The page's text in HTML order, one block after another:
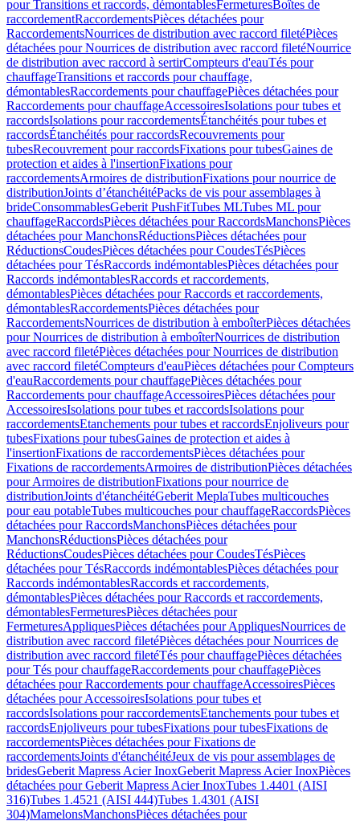
pour Transitions et raccords, démontablesFermeturesBoîtes de
raccordementRaccordementsPièces détachées pour
RaccordementsNourrices de distribution avec raccord filetéPièces
détachées pour Nourrices de distribution avec raccord filetéNourrice
de distribution avec raccord à sertirCompteurs d'eauTés pour
chauffageTransitions et raccords pour chauffage,
démontablesRaccordements pour chauffagePièces détachées pour
Raccordements pour chauffageAccessoiresIsolations pour tubes et
raccordsIsolations pour raccordementsÉtanchéités pour tubes et
raccordsÉtanchéités pour raccordsRecouvrements pour
tubesRecouvrement pour raccordsFixations pour tubesGaines de
protection et aides à l'insertionFixations pour
raccordementsArmoires de distributionFixations pour nourrice de
distributionJoints d’étanchéitéPacks de vis pour assemblages à
brideConsommablesGeberit PushFitTubes MLTubes ML pour
chauffageRaccordsPièces détachées pour RaccordsManchonsPièces
détachées pour ManchonsRéductionsPièces détachées pour
RéductionsCoudesPièces détachées pour CoudesTésPièces
détachées pour TésRaccords indémontablesPièces détachées pour
Raccords indémontablesRaccords et raccordements,
démontablesPièces détachées pour Raccords et raccordements,
démontablesRaccordementsPièces détachées pour
RaccordementsNourrices de distribution à emboîterPièces détachées
pour Nourrices de distribution à emboîterNourrices de distribution
avec raccord filetéPièces détachées pour Nourrices de distribution
avec raccord filetéCompteurs d'eauPièces détachées pour Compteurs
d'eauRaccordements pour chauffagePièces détachées pour
Raccordements pour chauffageAccessoiresPièces détachées pour
AccessoiresIsolations pour tubes et raccordsIsolations pour
raccordementsEtanchements pour tubes et raccordsEnjoliveurs pour
tubesFixations pour tubesGaines de protection et aides à
l'insertionFixations de raccordementsPièces détachées pour
Fixations de raccordementsArmoires de distributionPièces détachées
pour Armoires de distributionFixations pour nourrice de
distributionJoints d'étanchéitéGeberit MeplaTubes multicouches
pour eau potableTubes multicouches pour chauffageRaccordsPièces
détachées pour RaccordsManchonsPièces détachées pour
ManchonsRéductionsPièces détachées pour
RéductionsCoudesPièces détachées pour CoudesTésPièces
détachées pour TésRaccords indémontablesPièces détachées pour
Raccords indémontablesRaccords et raccordements,
démontablesPièces détachées pour Raccords et raccordements,
démontablesFermeturesPièces détachées pour
FermeturesAppliquesPièces détachées pour AppliquesNourrices de
distribution avec raccord filetéPièces détachées pour Nourrices de
distribution avec raccord filetéTés pour chauffagePièces détachées
pour Tés pour chauffageRaccordements pour chauffagePièces
détachées pour Raccordements pour chauffageAccessoiresPièces
détachées pour AccessoiresIsolations pour tubes et
raccordsIsolations pour raccordementsEtanchements pour tubes et
raccordsEnjoliveurs pour tubesFixations pour tubesFixations de
raccordementsPièces détachées pour Fixations de
raccordementsJoints d'étanchéitéJeux de vis pour assemblages de
bridesGeberit Mapress Acier InoxGeberit Mapress Acier InoxPièces
détachées pour Geberit Mapress Acier InoxTubes 1.4401 (AISI
316)Tubes 1.4521 (AISI 444)Tubes 1.4301 (AISI
304)MamelonsManchonsPièces détachées pour